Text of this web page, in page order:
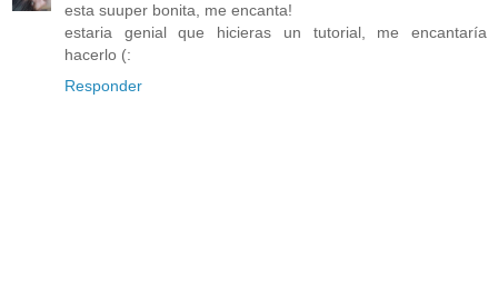
esta suuper bonita, me encanta!
estaria genial que hicieras un tutorial, me encantaría
hacerlo (:
Responder